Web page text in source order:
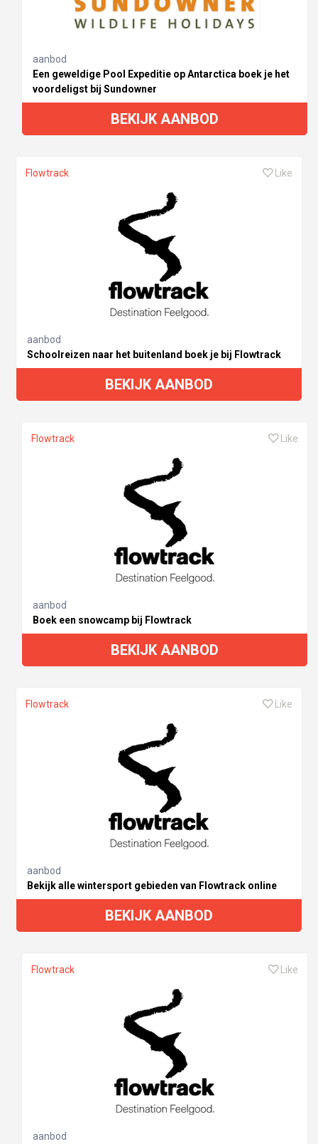
aanbod
Een geweldige Pool Expeditie op Antarctica boek je het
voordeligst bij Sundowner
BEKIJK AANBOD
Flowtrack Like
aanbod
Schoolreizen naar het buitenland boek je bij Flowtrack
BEKIJK AANBOD
Flowtrack Like
aanbod
Boek een snowcamp bij Flowtrack
BEKIJK AANBOD
Flowtrack Like
aanbod
Bekijk alle wintersport gebieden van Flowtrack online
BEKIJK AANBOD
Flowtrack Like
aanbod